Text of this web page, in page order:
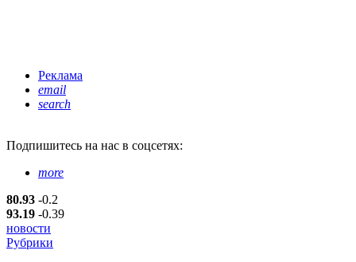
Реклама
email
search
Подпишитесь на нас в соцсетях:
more
80.93 -0.2
93.19 -0.39
новости
Рубрики